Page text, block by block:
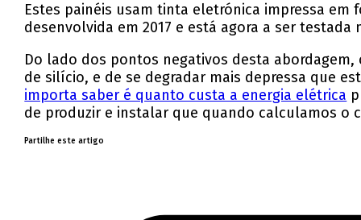
Estes painéis usam tinta eletrónica impressa
desenvolvida em 2017 e está agora a ser
Do lado dos pontos negativos desta
de silício, e de se degradar mais depressa que
importa saber é quanto custa a energia elétrica
de produzir e instalar que quando calculamos
Partilhe este artigo